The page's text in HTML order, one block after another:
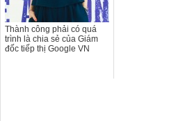
Thành công phải có quá
trình là chia sẻ của Giám
đốc tiếp thị Google VN